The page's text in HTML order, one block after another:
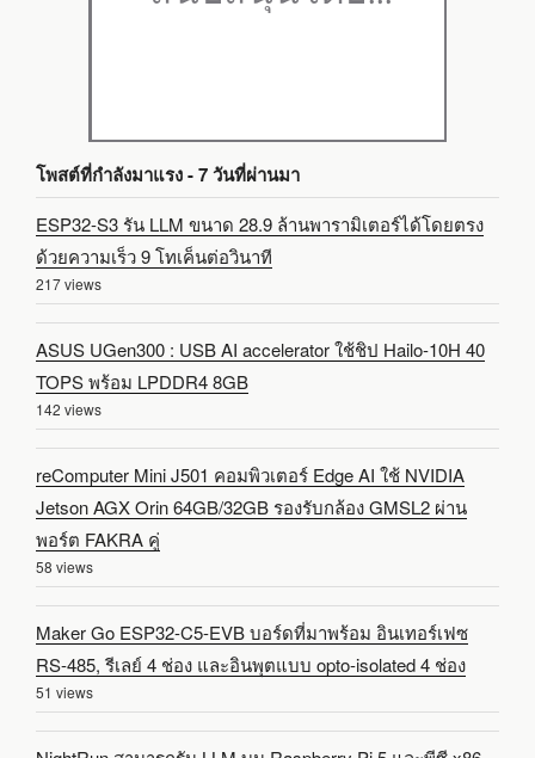
โพสต์ที่กำลังมาแรง - 7 วันที่ผ่านมา
ESP32-S3 รัน LLM ขนาด 28.9 ล้านพารามิเตอร์ได้โดยตรง
ด้วยความเร็ว 9 โทเค็นต่อวินาที
217 views
ASUS UGen300 : USB AI accelerator ใช้ชิป Hailo-10H 40
TOPS พร้อม LPDDR4 8GB
142 views
reComputer Mini J501 คอมพิวเตอร์ Edge AI ใช้ NVIDIA
Jetson AGX Orin 64GB/32GB รองรับกล้อง GMSL2 ผ่าน
พอร์ต FAKRA คู่
58 views
Maker Go ESP32-C5-EVB บอร์ดที่มาพร้อม อินเทอร์เฟซ
RS-485, รีเลย์ 4 ช่อง และอินพุตแบบ opto-isolated 4 ช่อง
51 views